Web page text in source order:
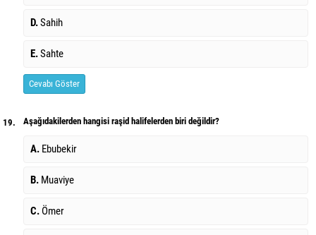
D.Sahih
E.Sahte
Cevabı Göster
19. Aşağıdakilerden hangisi raşid halifelerden biri değildir?
A. Ebubekir
B. Muaviye
C. Ömer